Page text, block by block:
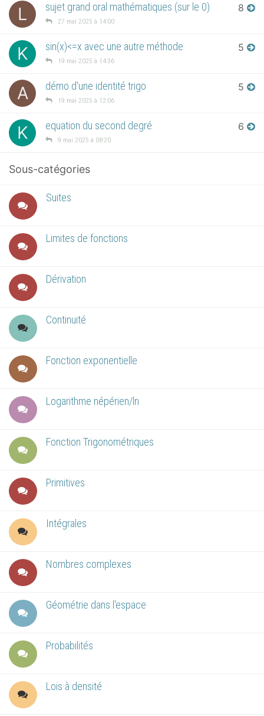
L sujet grand oral mathématiques (sur le 0)
27 mai 2025 à 14:00
8
K sin(x)<=x avec une autre méthode
19 mai 2025 à 14:36
5
A démo d'une identité trigo
19 mai 2025 à 12:06
5
K equation du second degré
9 mai 2025 à 08:20
6
Sous-catégories
Suites
Limites de fonctions
Dérivation
Continuité
Fonction exponentielle
Logarithme népérien/ln
Fonction Trigonométriques
Primitives
Intégrales
Nombres complexes
Géométrie dans l'espace
Probabilités
Lois à densité